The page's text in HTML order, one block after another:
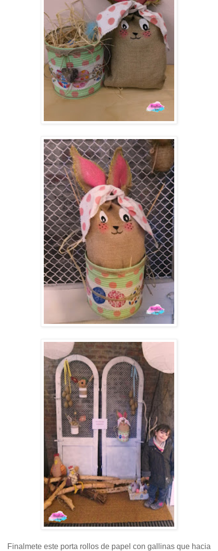
Finalmete este porta rollos de papel con gallinas que hacia